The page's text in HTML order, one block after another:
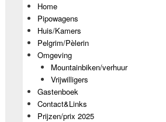
zijbalk
widget
gebied
Home
Pipowagens
Huis/Kamers
Pelgrim/Pèlerin
Omgeving
Mountainbiken/verhuur
Vrijwilligers
Gastenboek
Contact&Links
Prijzen/prix 2025